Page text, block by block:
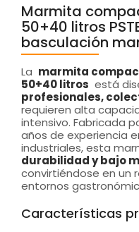
Marmita
50+40 litros
basculación
La marmita
50+40 litros está
profesionales,
requieren alta
intensivo. Fabricada
años de experiencia
industriales, esta
durabilidad y bajo
convirtiéndose en un
entornos
Características